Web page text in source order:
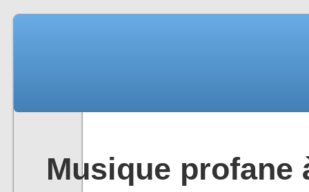
Musique profane